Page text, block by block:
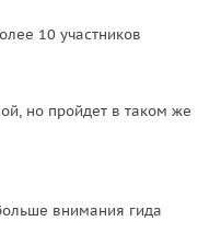
получите больше
почувствовать
в обычных
10 участников
но пройдет в таком же
внимания гида